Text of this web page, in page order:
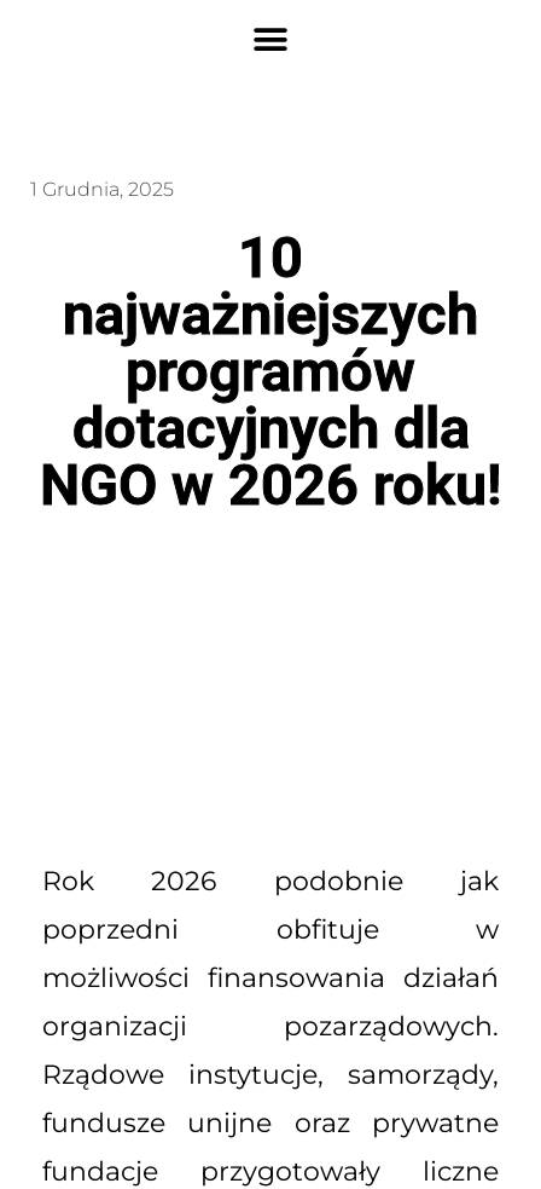
1 Grudnia, 2025
10
najważniejszych
programów
dotacyjnych dla
NGO w 2026 roku!
Rok 2026 podobnie jak
poprzedni obfituje w
możliwości finansowania działań
organizacji pozarządowych.
Rządowe instytucje, samorządy,
fundusze unijne oraz prywatne
fundacje przygotowały liczne